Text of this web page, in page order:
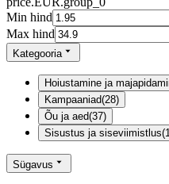
Min hind
Max hind
Kategooria
Hoiustamine ja
Kampaaniad(28)
Õu ja aed(37)
Sisustus ja siseviimistlus(
Sügavus